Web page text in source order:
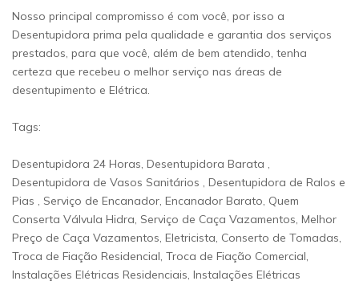
Nosso principal compromisso é com você, por isso a
Desentupidora prima pela qualidade e garantia dos serviços
prestados, para que você, além de bem atendido, tenha
certeza que recebeu o melhor serviço nas áreas de
desentupimento e Elétrica.
Tags:
Desentupidora 24 Horas, Desentupidora Barata ,
Desentupidora de Vasos Sanitários , Desentupidora de Ralos e
Pias , Serviço de Encanador, Encanador Barato, Quem
Conserta Válvula Hidra, Serviço de Caça Vazamentos, Melhor
Preço de Caça Vazamentos, Eletricista, Conserto de Tomadas,
Troca de Fiação Residencial, Troca de Fiação Comercial,
Instalações Elétricas Residenciais, Instalações Elétricas